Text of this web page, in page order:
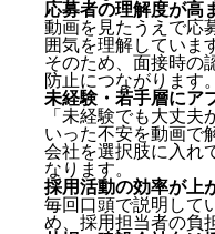
応募者の理解度が高
動画を見たうえで応
囲気を理解していま
そのため、面接時の
防止につながります。
未経験・若手層にア
「未経験でも大丈夫
いった不安を動画で
会社を選択肢に入れ
なります。
採用活動の効率が上
毎回口頭で説明して
め、採用担当者の負